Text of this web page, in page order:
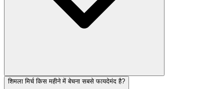
शिमला मिर्च किस महीने में बेचना सबसे फायदेमंद है?